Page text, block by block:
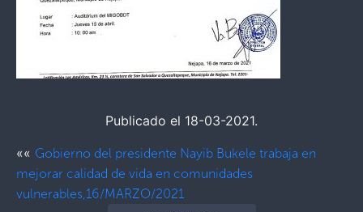
Publicado el 18-03-2021.
«« Gobierno del presidente Nayib Bukele trabaja en
mejorar calidad de vida en comunidades
vulnerables,16/MARZO/2021